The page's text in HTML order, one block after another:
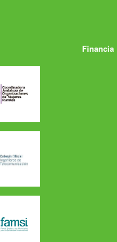
Financia